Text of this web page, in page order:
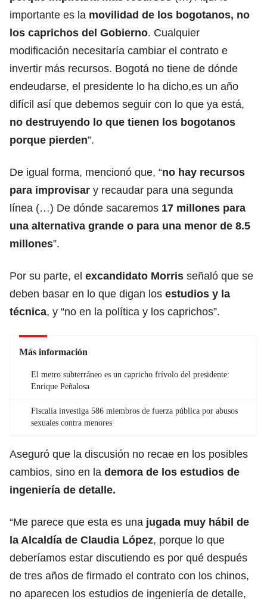
importante es la movilidad de los bogotanos, no
los caprichos del Gobierno. Cualquier
modificación necesitaría cambiar el contrato e
invertir más recursos. Bogotá no tiene de dónde
endeudarse, el presidente lo ha dicho,es un año
difícil así que debemos seguir con lo que ya está,
no destruyendo lo que tienen los bogotanos
porque pierden”.
De igual forma, mencionó que, “no hay recursos
para improvisar y recaudar para una segunda
línea (…) De dónde sacaremos 17 millones para
una alternativa grande o para una menor de 8.5
millones”.
Por su parte, el excandidato Morris señaló que se
deben basar en lo que digan los estudios y la
técnica, y “no en la política y los caprichos”.
Más información
El metro subterráneo es un capricho frívolo del presidente:
Enrique Peñalosa
Fiscalía investiga 586 miembros de fuerza pública por abusos
sexuales contra menores
Aseguró que la discusión no recae en los posibles
cambios, sino en la demora de los estudios de
ingeniería de detalle.
“Me parece que esta es una jugada muy hábil de
la Alcaldía de Claudia López, porque lo que
deberíamos estar discutiendo es por qué después
de tres años de firmado el contrato con los chinos,
no aparecen los estudios de ingeniería de detalle,